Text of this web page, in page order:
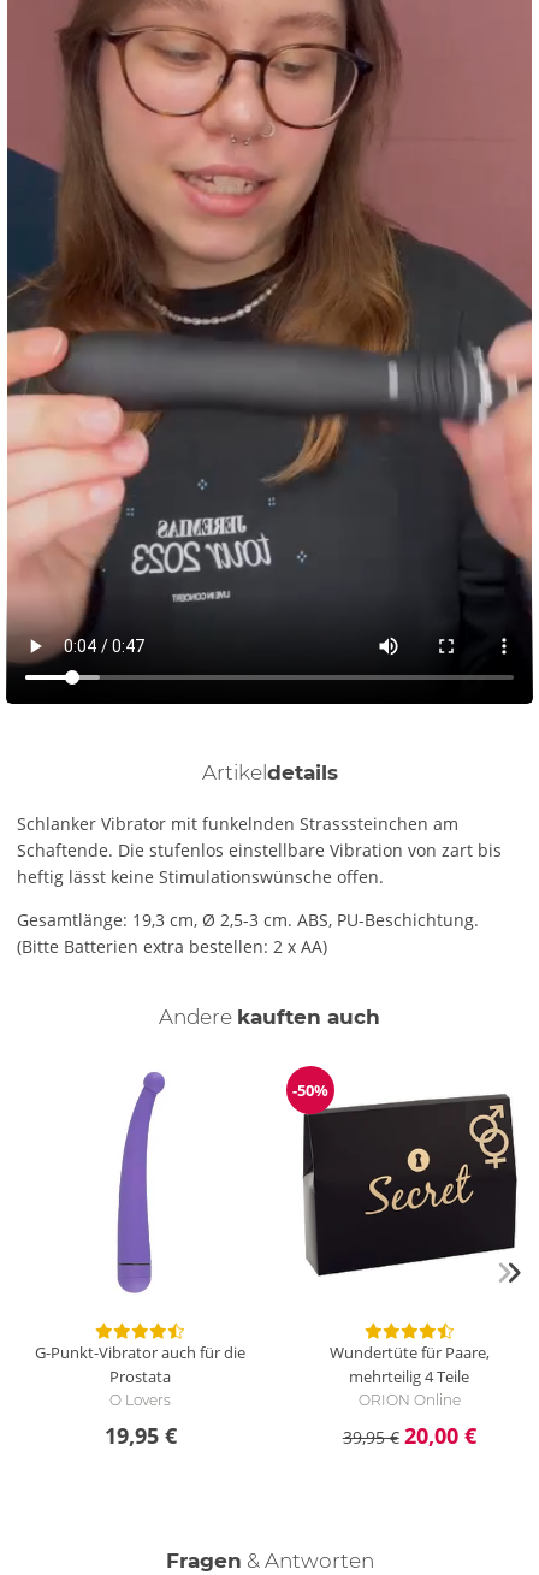
Artikeldetails
Schlanker Vibrator mit funkelnden Strasssteinchen am
Schaftende. Die stufenlos einstellbare Vibration von zart bis
heftig lässt keine Stimulationswünsche offen.
Gesamtlänge: 19,3 cm, Ø 2,5-3 cm. ABS, PU-Beschichtung.
(Bitte Batterien extra bestellen: 2 x AA)
Andere kauften auch
G-Punkt-Vibrator auch für die
Prostata
O Lovers
19,95 €
Reduzierung
-50%
Wundertüte für Paare,
mehrteilig4 Teile
ORION Online
39,95 € 20,00 €
Fragen & Antworten